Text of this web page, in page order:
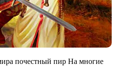
почестный пир На многие